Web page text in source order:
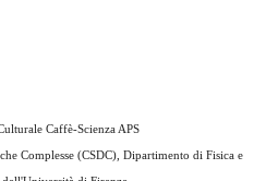
Caffè-Scienza APS
Complesse (CSDC), Dipartimento di Fisica e